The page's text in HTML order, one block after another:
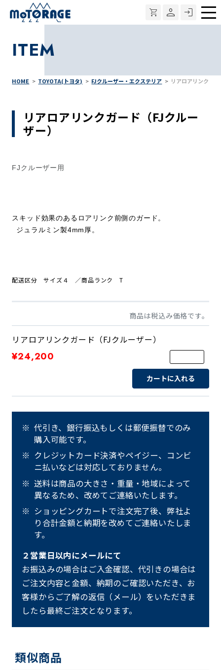
ITEM
HOME TOYOTA(トヨタ) FJクルーザー・エクステリア リアロアリンクガ
リアロアリンクガード（FJクルー
ザー）
FJクルーザー用
スキッド効果のあるロアリンク前側のガード。
ジュラルミン製4mm厚。
配送区分 サイズ４ ／商品ランク T
商品は税込み価格です。
リアロアリンクガード（FJクルーザー）
¥24,200
カートに入れる
代引き、銀行振込もしくは郵便振替でのみ
購入可能です。
クレジットカード決済やペイジー、コンビ
ニ払いなどは対応しておりません。
送料は商品の大きさ・重量・地域によって
異なるため、改めてご連絡いたします。
ショッピングカートで注文完了後、弊社よ
り合計金額と納期を改めてご連絡いたしま
す。
２営業日以内にメールにて
お振込みの場合はご入金確認、代引きの場合は
ご注文内容と金額、納期のご確認いただき、お
客様からご了解の返信（メール）をいただきま
したら最終ご注文となります。
類似商品
メ